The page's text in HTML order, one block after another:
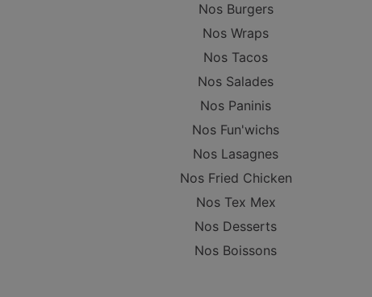
Nos Burgers
Nos Wraps
Nos Tacos
Nos Salades
Nos Paninis
Nos Fun'wichs
Nos Lasagnes
Nos Fried Chicken
Nos Tex Mex
Nos Desserts
Nos Boissons